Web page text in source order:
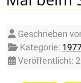
Details
Geschrieben
Kategorie:
Veröffentlicht: